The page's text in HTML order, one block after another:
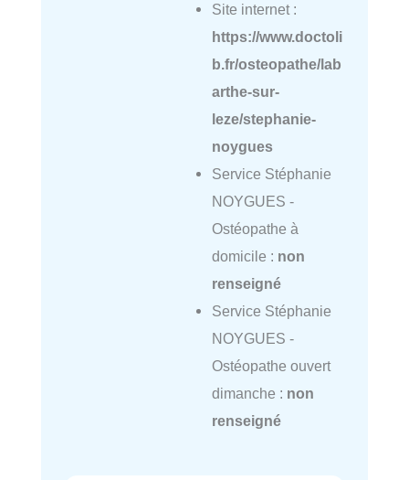
Site internet :
https://www.doctoli
b.fr/osteopathe/lab
arthe-sur-
leze/stephanie-
noygues
Service Stéphanie
NOYGUES -
Ostéopathe à
domicile : non
renseigné
Service Stéphanie
NOYGUES -
Ostéopathe ouvert
dimanche : non
renseigné